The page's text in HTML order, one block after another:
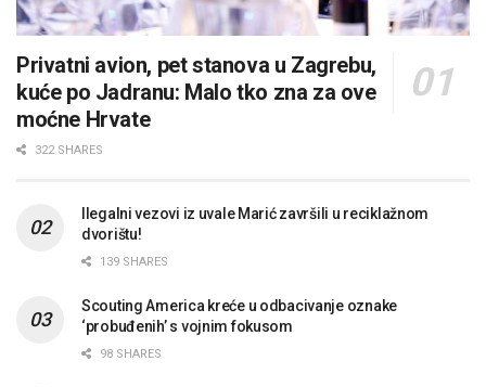
Privatni avion, pet stanova u Zagrebu,
kuće po Jadranu: Malo tko zna za ove
moćne Hrvate
322 SHARES
Ilegalni vezovi iz uvale Marić završili u reciklažnom
dvorištu!
139 SHARES
Scouting America kreće u odbacivanje oznake
‘probuđenih’ s vojnim fokusom
98 SHARES